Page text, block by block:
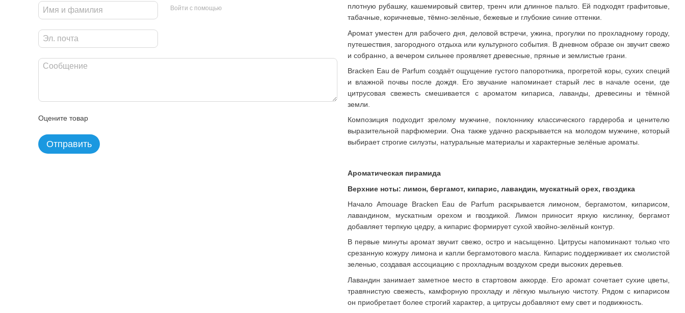
Войти с помощью
Оцените товар
Отправить
плотную рубашку, кашемировый свитер, тренч или длинное пальто. Ей подходят графитовые,
табачные, коричневые, тёмно-зелёные, бежевые и глубокие синие оттенки.
Аромат уместен для рабочего дня, деловой встречи, ужина, прогулки по прохладному городу,
путешествия, загородного отдыха или культурного события. В дневном образе он звучит свежо
и собранно, а вечером сильнее проявляет древесные, пряные и землистые грани.
Bracken Eau de Parfum создаёт ощущение густого папоротника, прогретой коры, сухих специй
и влажной почвы после дождя. Его звучание напоминает старый лес в начале осени, где
цитрусовая свежесть смешивается с ароматом кипариса, лаванды, древесины и тёмной
земли.
Композиция подходит зрелому мужчине, поклоннику классического гардероба и ценителю
выразительной парфюмерии. Она также удачно раскрывается на молодом мужчине, который
выбирает строгие силуэты, натуральные материалы и характерные зелёные ароматы.
Ароматическая пирамида
Верхние ноты: лимон, бергамот, кипарис, лавандин, мускатный орех, гвоздика
Начало Amouage Bracken Eau de Parfum раскрывается лимоном, бергамотом, кипарисом,
лавандином, мускатным орехом и гвоздикой. Лимон приносит яркую кислинку, бергамот
добавляет терпкую цедру, а кипарис формирует сухой хвойно-зелёный контур.
В первые минуты аромат звучит свежо, остро и насыщенно. Цитрусы напоминают только что
срезанную кожуру лимона и капли бергамотового масла. Кипарис поддерживает их смолистой
зеленью, создавая ассоциацию с прохладным воздухом среди высоких деревьев.
Лавандин занимает заметное место в стартовом аккорде. Его аромат сочетает сухие цветы,
травянистую свежесть, камфорную прохладу и лёгкую мыльную чистоту. Рядом с кипарисом
он приобретает более строгий характер, а цитрусы добавляют ему свет и подвижность.